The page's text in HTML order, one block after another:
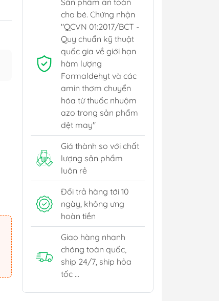
Sản phẩm an toàn
cho bé. Chứng nhận
"QCVN 01:2017/BCT -
Quy chuẩn kỹ thuật
quốc gia về giới hạn
hàm lượng
Formaldehyt và các
amin thơm chuyển
hóa từ thuốc nhuộm
azo trong sản phẩm
dệt may"
Giá thành so với chất
lượng sản phẩm
luôn rẻ
Đổi trả hàng tới 10
ngày, không ưng
hoàn tiền
Giao hàng nhanh
chóng toàn quốc,
ship 24/7, ship hỏa
tốc ...